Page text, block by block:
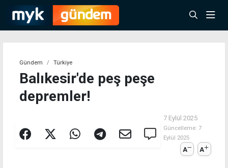
Gündem Türkiye
Balıkesir'de peş peşe
depremler!
7 Eylül 2025
Güncelleme: 7
Eylül 2025
A A